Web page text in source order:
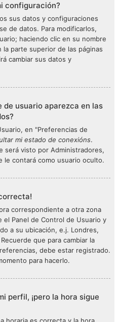
configuración?
sus datos y configuraciones
de datos. Para modificarlos,
haciendo clic en su nombre
parte superior de las páginas
cambiar sus datos y
de usuario aparezca en las
en "Preferencias de
mi estado de conexións.
será visto por Administradores,
le contará como usuario oculto.
correspondiente a otra zona
el Panel de Control de Usuario y
a su ubicación, e.j. Londres,
que para cambiar la
debe estar registrado.
para hacerlo.
perfil, ¡pero la hora sigue